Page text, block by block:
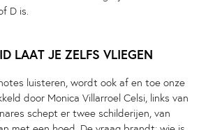
D is.
LAAT JE ZELFS VLIEGEN
luisteren, wordt ook af en toe onze
door Monica Villarroel Celsi, links van
schept er twee schilderijen, van